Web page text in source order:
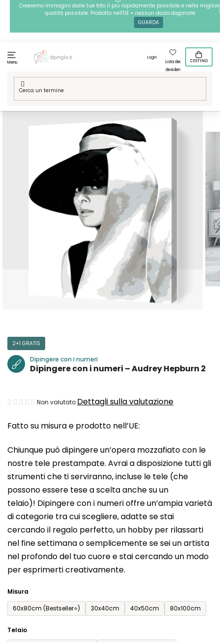
Passa
contenuto
Creeremo immagini dalle tue foto il più rapidamente possibile e nella
qualità possibile. Prodotto nell'UE = nessun dazio doganale
GUARDA
Menu
Login
Lista dei
desideri
CESTINO
Casa
/ Tecniche / Dipingere con i numeri / Dipingere con i
numeri – Audrey Hepburn 2
Fatto su misura e prodotto nell’UE:
Chiunque può dipingere un’opera mozzafiato con le
nostre tele prestampate. Avrai a disposizione tutti gli
strumenti che ti serviranno, incluse le tele (che
possono essere tese a scelta anche su un
telaio)! Dipingere con i numeri offre un’ampia varietà
di categorie tra cui scegliere, adatte se stai
cercando il regalo perfetto, un hobby per rilassarti
nel fine settimana o semplicemente se sei un artista
nel profondo del tuo cuore e stai cercando un modo
per esprimerti creativamente.
Misura
60x80cm (Bestseller⭐)
30x40cm 40x50cm 80x100cm
Telaio
2+1 GRATIS
Dipingere con i numeri
Dipingere con i numeri – Audrey Hepburn 2
La
media
prodotto
è
0,0
su
5
stelle.
Non valutato Dettagli sulla valutazione